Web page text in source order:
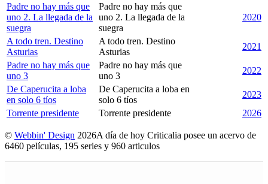
Padre no hay más que
uno 2. La llegada de la
suegra
Padre no hay más que
uno 2. La llegada de la
suegra
2020
A todo tren. Destino
Asturias
A todo tren. Destino
Asturias
2021
Padre no hay más que
uno 3
Padre no hay más que
uno 3
2022
De Caperucita a loba
en solo 6 tíos
De Caperucita a loba en
solo 6 tíos
2023
Torrente presidente
Torrente presidente 2026
© Webbin' Design 2026A día de hoy Criticalia posee un acervo de
6460 películas, 195 series y 960 articulos